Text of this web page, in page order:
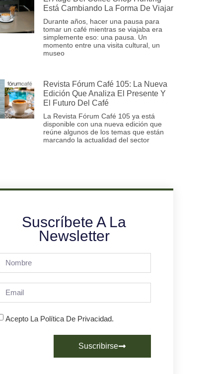
Está Cambiando La Forma De Viajar
Durante años, hacer una pausa para
tomar un café mientras se viajaba era
simplemente eso: una pausa. Un
momento entre una visita cultural, un
museo
Revista Fórum Café 105: La Nueva
Edición Que Analiza El Presente Y
El Futuro Del Café
La Revista Fórum Café 105 ya está
disponible con una nueva edición que
reúne algunos de los temas que están
marcando la actualidad del sector
Suscríbete A La
Newsletter
Acepto La Política De Privacidad.
Suscribirse